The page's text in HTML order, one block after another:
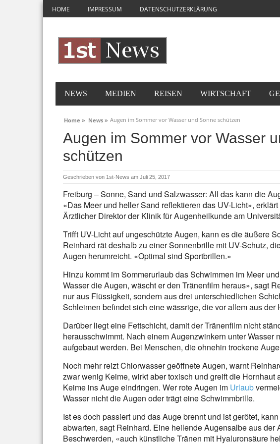
HOME IMPRESSUM DATENSCHUTZERKLÄRUNG
NEWS MEDIEN REISEN WIRTSCHAFT
Home » News » Augen im Sommer vor Wasser und Sonne schützen
Augen im Sommer vor Wasser
schützen
Geschrieben von 1st-News am Juli 25, 2017
Freiburg – Sonne, Sand und Salzwasser: All das kann die
«Das Meer und heller Sand reflektieren das UV-Licht»,
Ärztlicher Direktor der Klinik für Augenheilkunde am
Trifft UV-Licht auf ungeschützte Augen, kann es die äußere
Reinhard rät deshalb zu einer Sonnenbrille mit UV-Schutz,
Augen herumreicht. «Optimal sind Sportbrillen.»
Hinzu kommt im Sommerurlaub das Schwimmen im Meer
Wasser die Augen, wäscht er den Tränenfilm heraus», sagt
nur aus Flüssigkeit, sondern aus drei unterschiedlichen
Schleimen befindet sich eine wässrige, die vor allem aus der
Darüber liegt eine Fettschicht, damit der Tränenfilm nicht
herausschwimmt. Nach einem Augenzwinkern unter Wasser
aufgebaut werden. Bei Menschen, die ohnehin trockene
Noch mehr reizt Chlorwasser geöffnete Augen, warnt
zwar wenig Keime, wirkt aber toxisch und greift die Hornhaut
Keime ins Auge eindringen. Wer rote Augen im Urlaub
Wasser nicht die Augen oder trägt eine Schwimmbrille.
Ist es doch passiert und das Auge brennt und ist gerötet,
abwarten, sagt Reinhard. Eine heilende Augensalbe aus der
Beschwerden, «auch künstliche Tränen mit Hyaluronsäure